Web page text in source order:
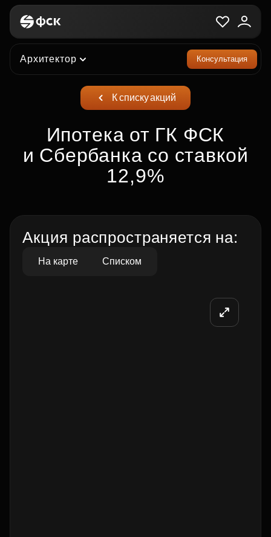
Архитектор Консультация
К списку акций
Ипотека от ГК ФСК
и Сбербанка со ставкой
12,9%
Акция распространяется на:
На карте Списком